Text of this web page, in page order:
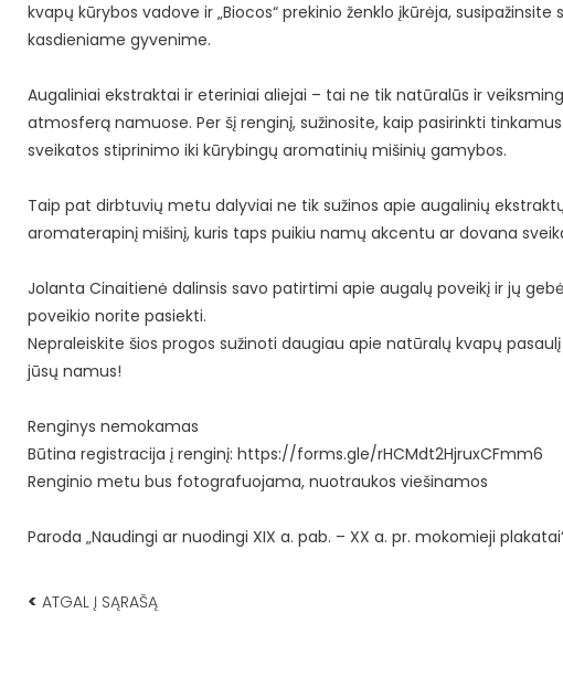
kvapų kūrybos vadove ir „Biocos“ prekinio ženklo įkūrėja,
kasdieniame gyvenime.
Augaliniai ekstraktai ir eteriniai aliejai – tai ne tik natūralūs ir
atmosferą namuose. Per šį renginį, sužinosite, kaip pasirinkti
sveikatos stiprinimo iki kūrybingų aromatinių mišinių gamybos.
Taip pat dirbtuvių metu dalyviai ne tik sužinos apie augalinių
aromaterapinį mišinį, kuris taps puikiu namų akcentu ar dovana
Jolanta Cinaitienė dalinsis savo patirtimi apie augalų poveikį ir jų
poveikio norite pasiekti.
Nepraleiskite šios progos sužinoti daugiau apie natūralų kvapų
jūsų namus!
Renginys nemokamas
Būtina registracija į renginį: https://forms.gle/rHCMdt2HjruxCFmm6
Renginio metu bus fotografuojama, nuotraukos viešinamos
Paroda „Naudingi ar nuodingi XIX a. pab. – XX a. pr. mokomieji
< ATGAL Į SĄRAŠĄ